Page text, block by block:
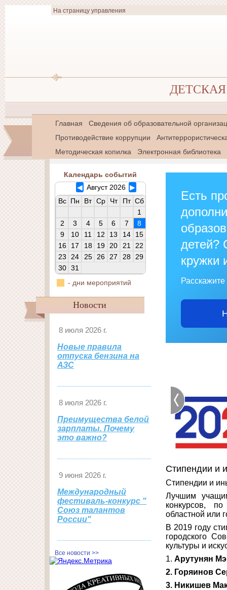
На страницу управления
ДЕТСКАЯ
Главная
Сведения об образовательной
Противодействие коррупции
Методическая копилка
Электронная библиотека
Календарь событий
◀ Август 2026 ▶
Вс Пн Вт Ср Чт Пт Сб
1
2
3 4 5 6 7
8
9
10 11 12 13 14
15
16
17 18 19 20 21
22
23
24 25 26 27 28
29
30 31
- дни мероприятий
Новости
8 июля 2026 г.
Новые правила
отпуска бензина на
АЗС
8 июля 2026 г.
Преимущества белой
зарплаты. Почему
это важно?
9 июня 2026 г.
Международный
фестиваль-конкурс "
Союз талантов
России"
Все новости >>
Есть
детей?
кружки
Стипендии и
Стипендии и
Лучшим
конкурсов,
областной или
В 2019 году
городского
культуры и
1. Арутунян
2. Горяинов
3. Никишев